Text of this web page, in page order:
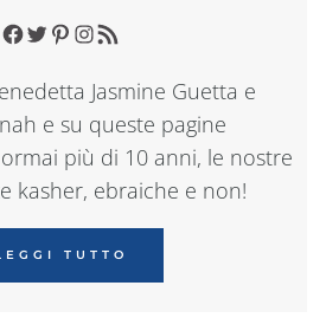
Facebook
TwitterPinterest
Instagram
RSS Feed
Jasmine Guetta e
e su queste pagine
più di 10 anni, le nostre
kasher, ebraiche e non!
TUTTO